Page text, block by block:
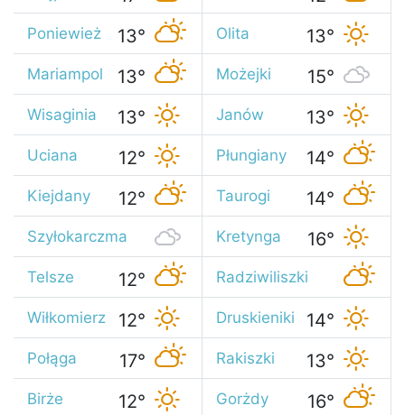
Poniewież 13° Olita 13°
Mariampol 13° Możejki 15°
Wisaginia 13° Janów 13°
Uciana 12° Płungiany 14°
Kiejdany 12° Taurogi 14°
Szyłokarczma
16°
Kretynga 16°
Telsze 12° Radziwiliszki
13°
Wiłkomierz 12° Druskieniki 14°
Połąga 17° Rakiszki 13°
Birże 12° Gorżdy 16°